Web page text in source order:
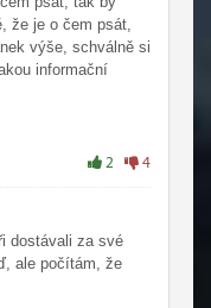
že je o čem psát,
výše, schválně si
informační
se nepletu, tak k
může kdykoli odejit
svém volném čase,
příspěvky měly
slouží jen proto,
čtenost, tak
zcela určitě
2 4
dostávali za své
ale počítám, že